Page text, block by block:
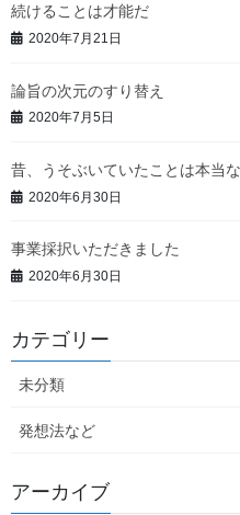
続けることは才能だ
2020年7月21日
論旨の次元のすり替え
2020年7月5日
昔、うそぶいていたことは本当
2020年6月30日
事業採択いただきました
2020年6月30日
カテゴリー
未分類
発想法など
アーカイブ